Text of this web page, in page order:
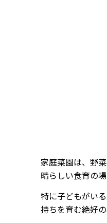
家庭菜園は、野
晴らしい食育の場
特に子どもがい
持ちを育む絶好の